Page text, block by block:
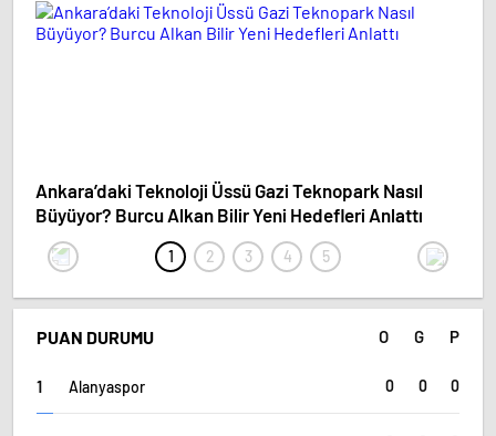
Ankara’daki Teknoloji Üssü Gazi Teknopark Nasıl
Büyüyor? Burcu Alkan Bilir Yeni Hedefleri Anlattı
PUAN DURUMU O G P
Alanyaspor 0 0 0